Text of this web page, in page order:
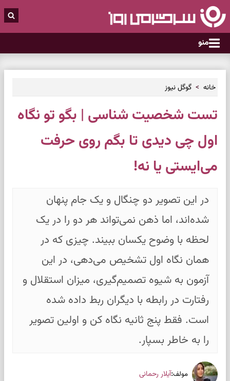
منو
خانه گوگل نیوز
تست شخصیت شناسی | بگو تو نگاه
اول چی دیدی تا بگم روی حرفت
می‌ایستی یا نه!
در این تصویر دو چنگال و یک جام پنهان
شده‌اند، اما ذهن نمی‌تواند هر دو را در یک
لحظه با وضوح یکسان ببیند. چیزی که در
همان نگاه اول تشخیص می‌دهی، در این
آزمون به شیوه تصمیم‌گیری، میزان استقلال و
رفتارت در رابطه با دیگران ربط داده شده
است. فقط پنج ثانیه نگاه کن و اولین تصویر
را به خاطر بسپار.
مولف:آیلار رحمانی